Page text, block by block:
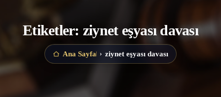
Etiketler: ziynet eşyası davası
Ana Sayfa › ziynet eşyası davası